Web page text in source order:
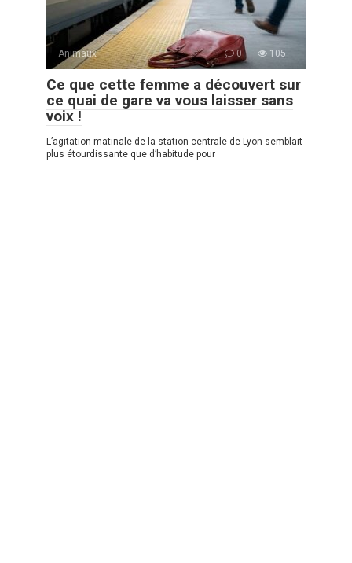
Animaux 0 105
Ce que cette femme a découvert sur
ce quai de gare va vous laisser sans
voix !
L’agitation matinale de la station centrale de Lyon semblait
plus étourdissante que d’habitude pour